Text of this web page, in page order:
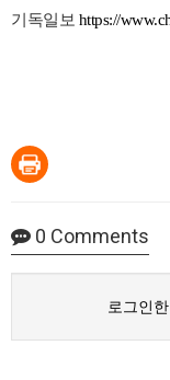
기독일보 https://
0 Comments
로그인